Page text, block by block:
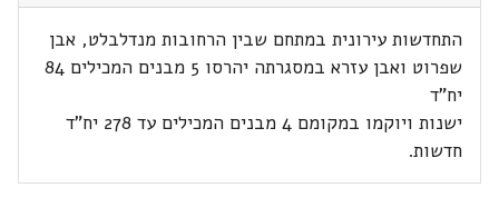
התחדשות עירונית במתחם שבין הרחובות מנדלבלט, אבן
שפרוט ואבן עזרא במסגרתה יהרסו 5 מבנים המכילים 84
יח"ד
ישנות ויוקמו במקומם 4 מבנים המכילים עד 278 יח"ד
חדשות.